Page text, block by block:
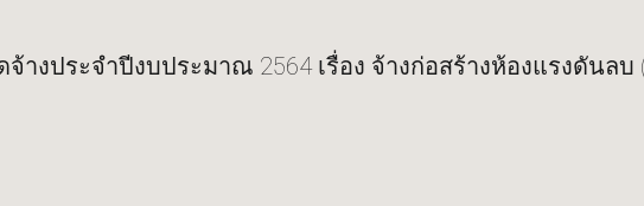
งประจำปีงบประมาณ 2564 เรื่อง จ้างก่อสร้างห้องแรงดันลบ